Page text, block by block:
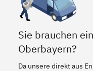
Sie brauchen
Oberbayern?
Da unsere direkt aus